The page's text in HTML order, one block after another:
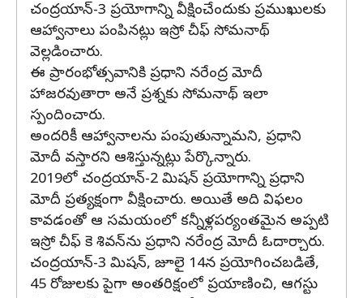
చంద్రయాన్-3 ప్రయోగాన్ని వీక్షించేందుకు ప్రముఖులకు
ఆహ్వానాలు పంపినట్లు ఇస్రో చీఫ్ సోమనాథ్
వెల్లడించారు.
ఈ ప్రారంభోత్సవానికి ప్రధాని నరేంద్ర మోదీ
హాజరవుతారా అనే ప్రశ్నకు సోమనాథ్ ఇలా
స్పందించారు.
అందరికీ ఆహ్వానాలను పంపుతున్నామని, ప్రధాని
మోదీ వస్తారని ఆశిస్తున్నట్లు పేర్కొన్నారు.
2019లో చంద్రయాన్-2 మిషన్ ప్రయోగాన్ని ప్రధాని
మోదీ ప్రత్యక్షంగా వీక్షించారు. అయితే అది విఫలం
కావడంతో ఆ సమయంలో కన్నీళ్లపర్యంతమైన అప్పటి
ఇస్రో చీఫ్ కె శివన్‌ను ప్రధాని నరేంద్ర మోదీ ఓదార్చారు.
చంద్రయాన్-3 మిషన్, జూలై 14న ప్రయోగించబడితే,
45 రోజులకు పైగా అంతరిక్షంలో ప్రయాణించి, ఆగస్టు